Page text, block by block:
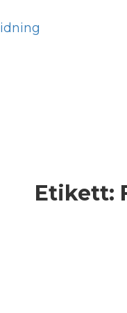
Etikett: